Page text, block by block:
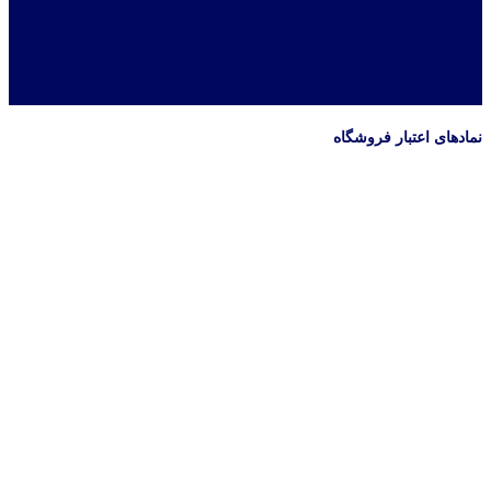
نمادهای اعتبار فروشگاه